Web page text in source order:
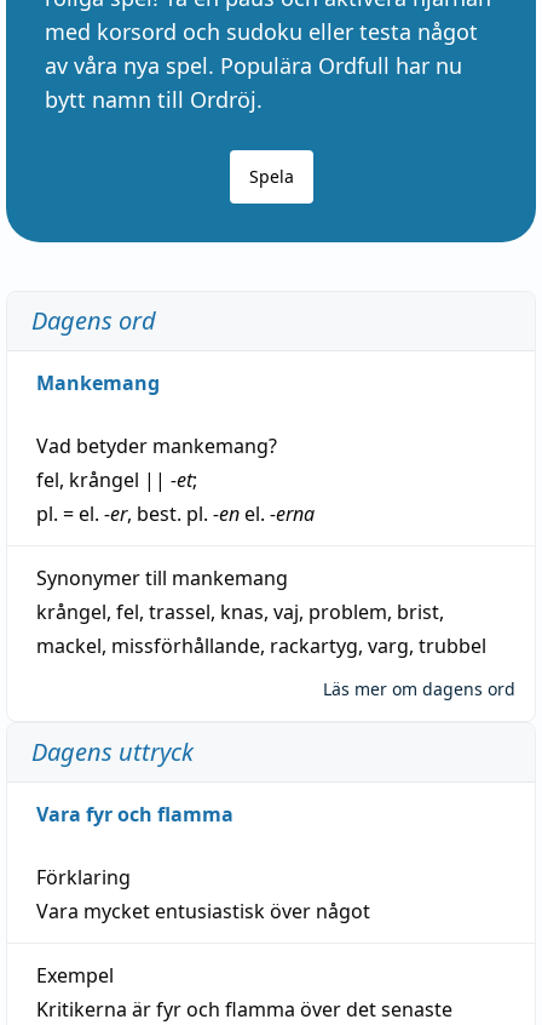
med korsord och sudoku eller testa något
av våra nya spel. Populära Ordfull har nu
bytt namn till Ordröj.
Spela
Dagens ord
Mankemang
Vad betyder mankemang?
fel, krångel || -et;
pl. = el. -er, best. pl. -enel. -erna
Synonymer till mankemang
krångel, fel, trassel, knas, vaj, problem, brist,
mackel, missförhållande, rackartyg, varg, trubbel
Läs mer om dagens ord
Dagens uttryck
Vara fyr och flamma
Förklaring
Vara mycket entusiastisk över något
Exempel
Kritikerna är fyr och flamma över det senaste